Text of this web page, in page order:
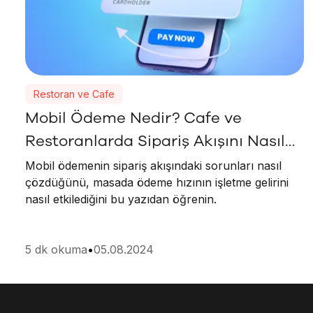
Restoran ve Cafe
Mobil Ödeme Nedir? Cafe ve
Restoranlarda Sipariş Akışını Nasıl
Hızlandırır?
Mobil ödemenin sipariş akışındaki sorunları nasıl
çözdüğünü, masada ödeme hızının işletme gelirini
nasıl etkilediğini bu yazıdan öğrenin.
5 dk okuma•05.08.2024